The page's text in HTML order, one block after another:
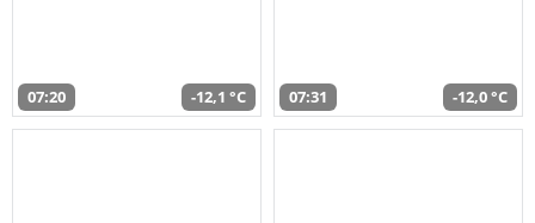
07:20 -12,1 °C 07:31 -12,0 °C